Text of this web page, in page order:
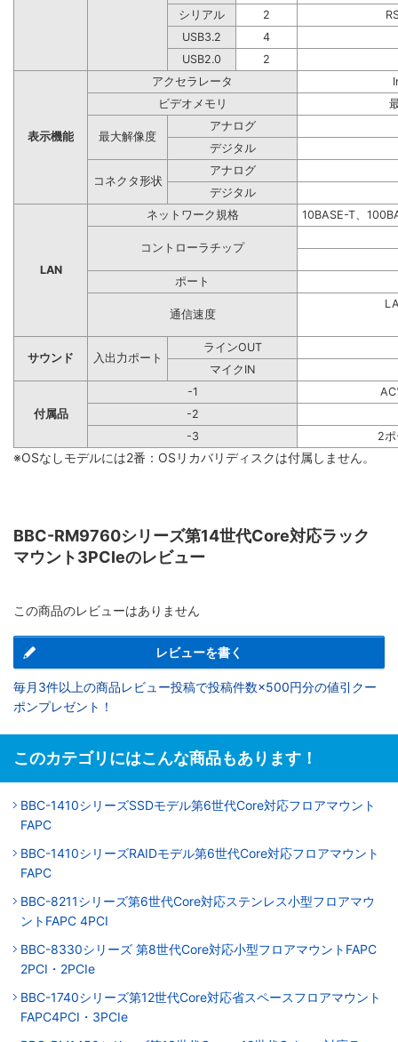
シリアル
2
USB3.2
4
USB2.0
2
表示機能
アクセラレータ
ビデオメモリ
最大解像度
アナログ
デジタル
コネクタ形状
アナログ
デジタル
LAN
ネットワーク規格 10BASE-T、
コントローラチップ
ポート
通信速度
サウンド 入出力ポート
ラインOUT
マイクIN
付属品
-1
-2
-3
2
※OSなしモデルには2番：OSリカバリディスクは付属しません。
BBC-RM9760シリーズ第14世代Core対応ラック
マウント3PCIeのレビュー
この商品のレビューはありません
レビューを書く
毎月3件以上の商品レビュー投稿で投稿件数×500円分の値引クー
ポンプレゼント！
このカテゴリにはこんな商品もあります！
BBC-1410シリーズSSDモデル第6世代Core対応フロアマウント
FAPC
BBC-1410シリーズRAIDモデル第6世代Core対応フロアマウント
FAPC
BBC-8211シリーズ第6世代Core対応ステンレス小型フロアマウ
ントFAPC 4PCI
BBC-8330シリーズ 第8世代Core対応小型フロアマウントFAPC
2PCI・2PCIe
BBC-1740シリーズ第12世代Core対応省スペースフロアマウント
FAPC4PCI・3PCIe